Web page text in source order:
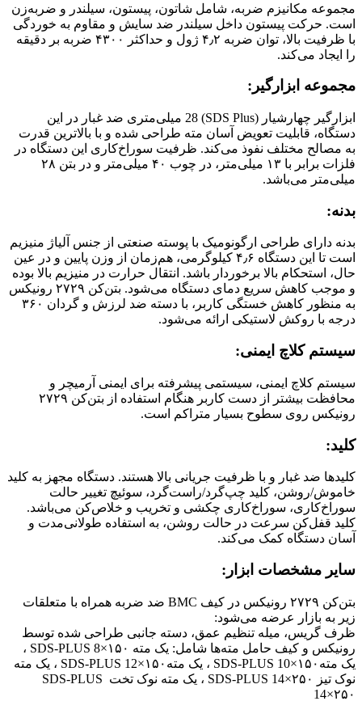
مجموعه مکانیزم ضربه، شامل شاتون، پیستون، سیلندر و ضربه‌زن
است. حرکت پیستون داخل سیلندر ضد سایش و مقاوم به خوردگی
با ظرفیت بالا، توان ضربه‌ ۴٫۲ ژول و حداکثر ۴۳۰۰ ضربه بر دقیقه
را ایجاد می‌کند.
مجموعه ابزارگیر:
ابزارگیر چهارشیار (SDS Plus) 28 میلی‌متری ضد غبار در این
دستگاه، قابلیت تعویض آسان مته طراحی شده و با بالاترین قدرت
به مصالح مختلف نفوذ می‌کند. ظرفیت سوراخ‌کاری این دستگاه در
فلزات برابر با ۱۳ میلی‌متر، در چوب ۴۰ میلی‌متر و در بتن ۲۸
میلی‌متر می‌باشد.
بدنه:
بدنه دارای طراحی ارگونومیک با پوسته صنعتی از جنس آلیاژ منیزیم
است تا این دستگاه ۴٫۶ کیلوگرمی، هم‌زمان از وزن پایین و در عین
حال، استحکام بالا برخوردار باشد. انتقال حرارت در منیزیم بالا بوده
و موجب کاهش سریع دمای دستگاه می‌شود. بتن‌کن ۲۷۲۹ رونیکس
به منظور کاهش خستگی کاربر، با دسته‌ ضد لرزش و گردان ۳۶۰
درجه با روکش لاستیکی ارائه می‌شود.
سیستم کلاچ ایمنی:
سیستم کلاچ ایمنی، سیستمی پیشرفته برای ایمنی آرمیچر و
محافظت بیشتر از دست کاربر هنگام استفاده از بتن‌کن ۲۷۲۹
رونیکس روی سطوح بسیار متراکم است.
کلید:
کلیدها ضد غبار و با ظرفیت جریانی بالا هستند. دستگاه مجهز به کلید
خاموش/روشن، کلید چپ‌گرد/راست‌گرد، سوئیچ تغییر حالت
سوراخ‌کاری، سوراخ‌کاری چکشی و تخریب و خلاص‌کن می‌باشد.
کلید قفل‌کن سرعت در حالت روشن، به استفاده‌ طولانی‌مدت و
آسان دستگاه کمک می‌کند.
سایر مشخصات ابزار:
بتن‌کن ۲۷۲۹ رونیکس در کیف BMC ضد ضربه همراه با متعلقات
زیر به بازار عرضه می‌شود:
ظرف گریس، میله تنظیم عمق، دسته جانبی طراحی شده توسط
رونیکس و کیف حامل مته‌ها شامل: یک مته SDS-PLUS 8×۱۵۰ ،
یک متهSDS-PLUS 10×۱۵۰ ، یک متهSDS-PLUS 12×۱۵۰ ، یک مته
نوک تیز SDS-PLUS 14×۲۵۰ ، یک مته نوک تخت SDS-PLUS
14×۲۵۰